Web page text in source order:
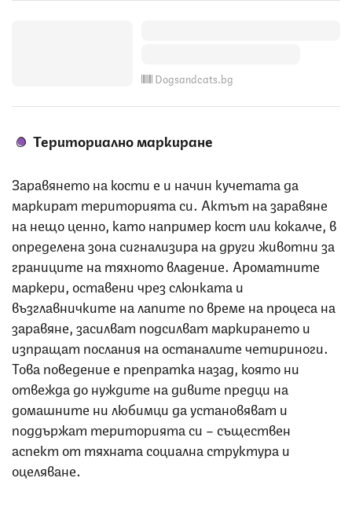
Dogsandcats.bg
Териториално маркиране
Заравянето на кости е и начин кучетата да
маркират територията си. Актът на заравяне
на нещо ценно, като например кост или кокалче, в
определена зона сигнализира на други животни за
границите на тяхното владение. Ароматните
маркери, оставени чрез слюнката и
възглавничките на лапите по време на процеса на
заравяне, засилват подсилват маркирането и
изпращат послания на останалите четириноги.
Това поведение е препратка назад, която ни
отвежда до нуждите на дивите предци на
домашните ни любимци да установяват и
поддържат територията си – съществен
аспект от тяхната социална структура и
оцеляване.